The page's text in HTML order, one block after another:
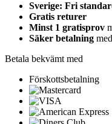
Sverige: Fri
Gratis returer
Minst 1 gratisprov
Säker betalning
Betala bekvämt med
Förskottsbetalning